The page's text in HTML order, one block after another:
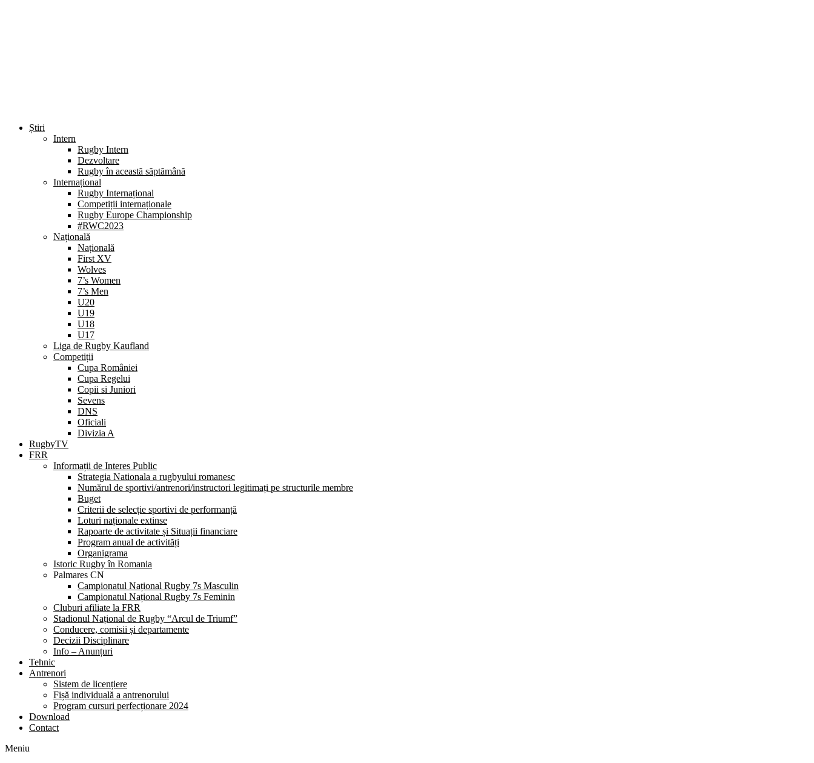
Știri
Intern
Rugby Intern
Dezvoltare
Rugby în această săptămână
Internațional
Rugby Internațional
Competiții internaționale
Rugby Europe Championship
#RWC2023
Națională
Națională
First XV
Wolves
7’s Women
7’s Men
U20
U19
U18
U17
Liga de Rugby Kaufland
Competiții
Cupa României
Cupa Regelui
Copii si Juniori
Sevens
DNS
Oficiali
Divizia A
RugbyTV
FRR
Informații de Interes Public
Strategia Nationala a rugbyului romanesc
Numărul de sportivi/antrenori/instructori legitimați pe structurile membre
Buget
Criterii de selecție sportivi de performanță
Loturi naționale extinse
Rapoarte de activitate și Situații financiare
Program anual de activități
Organigrama
Istoric Rugby în Romania
Palmares CN
Campionatul Național Rugby 7s Masculin
Campionatul Național Rugby 7s Feminin
Cluburi afiliate la FRR
Stadionul Național de Rugby “Arcul de Triumf”
Conducere, comisii și departamente
Decizii Disciplinare
Info – Anunțuri
Tehnic
Antrenori
Sistem de licențiere
Fișă individuală a antrenorului
Program cursuri perfecționare 2024
Download
Contact
Meniu